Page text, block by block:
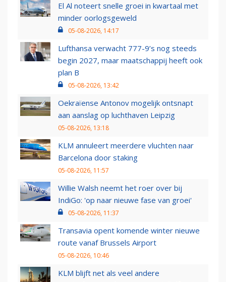
El Al noteert snelle groei in kwartaal met
minder oorlogsgeweld
05-08-2026, 14:17
Lufthansa verwacht 777-9’s nog steeds
begin 2027, maar maatschappij heeft ook
plan B
05-08-2026, 13:42
Oekraïense Antonov mogelijk ontsnapt
aan aanslag op luchthaven Leipzig
05-08-2026, 13:18
KLM annuleert meerdere vluchten naar
Barcelona door staking
05-08-2026, 11:57
Willie Walsh neemt het roer over bij
IndiGo: 'op naar nieuwe fase van groei'
05-08-2026, 11:37
Transavia opent komende winter nieuwe
route vanaf Brussels Airport
05-08-2026, 10:46
KLM blijft net als veel andere